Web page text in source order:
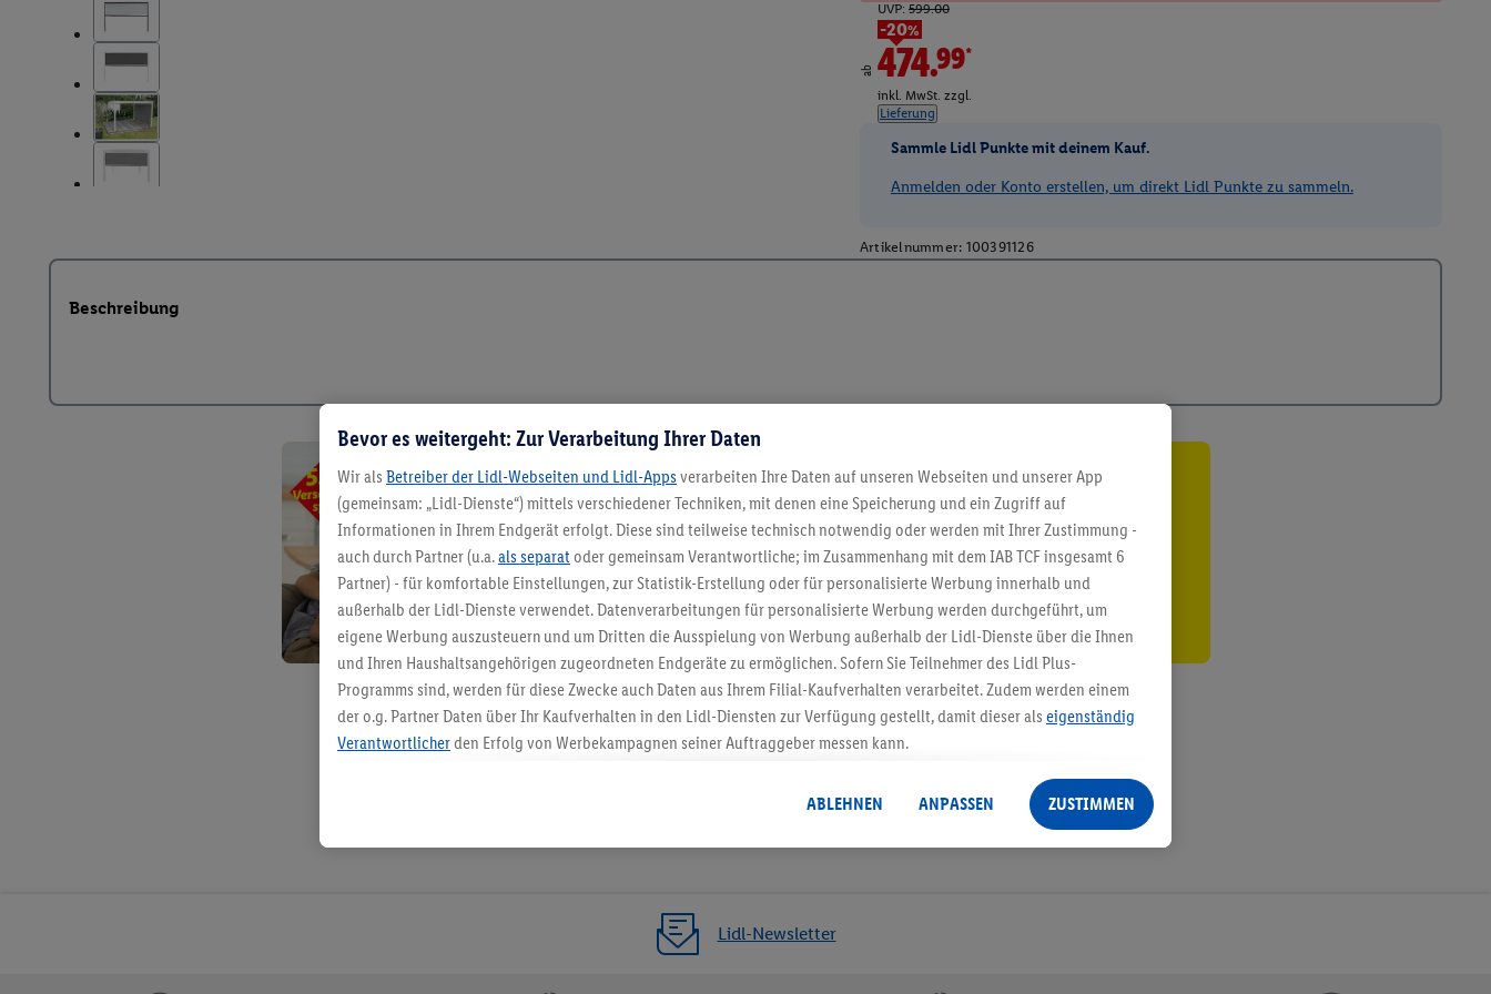
ab
UVP: 599.00
-20%
474.99*
inkl. MwSt. zzgl.
Lieferung
Sammle Lidl Punkte mit deinem Kauf.
Anmelden oder Konto erstellen, um direkt Lidl Punkte zu sammeln.
Artikelnummer: 100391126
Beschreibung
5.95 € Versand sparen³²ᵃ
Jetzt zum Newsletter anmelden
Gutschein sichern!
Lidl-Newsletter
Bevor es weitergeht: Zur Verarbeitung Ihrer Daten
Wir als Betreiber der Lidl-Webseiten und Lidl-Apps verarbeiten Ihre Daten auf unseren Webseiten und unserer App
(gemeinsam: „Lidl-Dienste“) mittels verschiedener Techniken, mit denen eine Speicherung und ein Zugriff auf
Informationen in Ihrem Endgerät erfolgt. Diese sind teilweise technisch notwendig oder werden mit Ihrer Zustimmung -
auch durch Partner (u.a.als separat oder gemeinsam Verantwortliche; im Zusammenhang mit dem IAB TCF insgesamt 6
Partner) - für komfortable Einstellungen, zur Statistik-Erstellung oder für personalisierte Werbung innerhalb und
außerhalb der Lidl-Dienste verwendet. Datenverarbeitungen für personalisierte Werbung werden durchgeführt, um
eigene Werbung auszusteuern und um Dritten die Ausspielung von Werbung außerhalb der Lidl-Dienste über die Ihnen
und Ihren Haushaltsangehörigen zugeordneten Endgeräte zu ermöglichen. Sofern Sie Teilnehmer des Lidl Plus-
Programms sind, werden für diese Zwecke auch Daten aus Ihrem Filial-Kaufverhalten verarbeitet. Zudem werden einem
der o.g. Partner Daten über Ihr Kaufverhalten in den Lidl-Diensten zur Verfügung gestellt, damit dieser als eigenständig
Verantwortlicherden Erfolg von Werbekampagnen seiner Auftraggeber messen kann.
angereicherten Profilen. Dies umfasst die Zusammenführung von Daten (z.B. über Ihre Nutzung der Lidl-Dienste, Ihr
Kaufverhalten in den Lidl-Diensten, Informationen aus Ihrem Kundenkonto - z.B. Alter oder Geschlecht - sowie Ihre
genauen Standortdaten) auch über verschiedene Endgeräte und Lidl-Dienste hinweg einschließlich dem Speichern von
Erfolgsmessung der Werbung, zur Zielgruppenforschung, zur Entwicklung von Angeboten sowie zur technischen
Sicherung und Optimierung dieser Werbeausspielungen.
ABLEHNEN ANPASSEN ZUSTIMMEN